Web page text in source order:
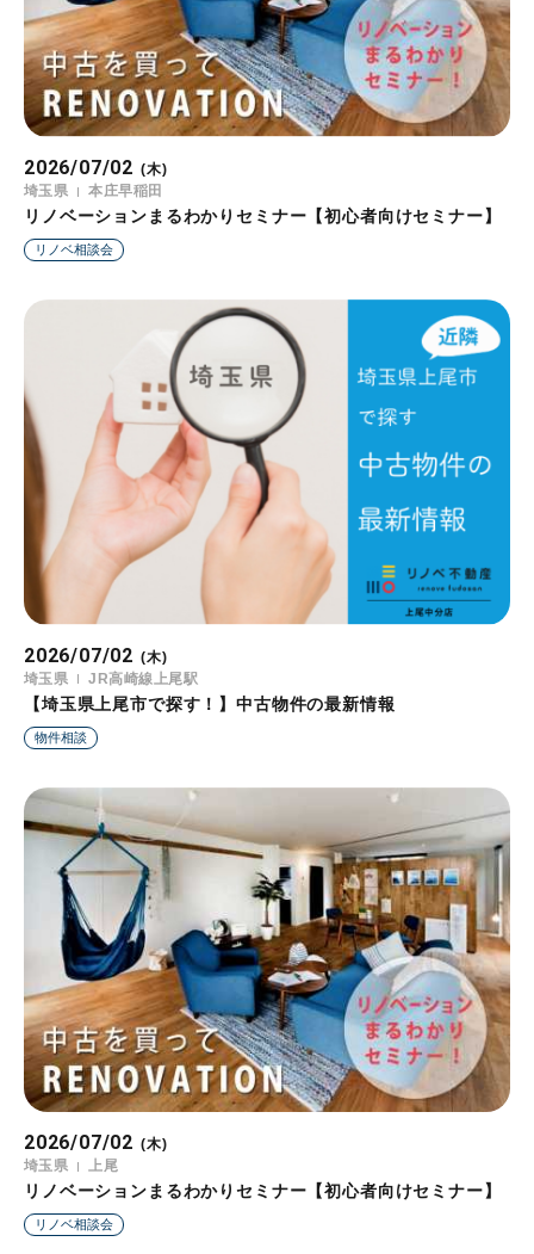
2026/07/02 (木)
埼玉県
本庄早稲田
リノベーションまるわかりセミナー【初心者向けセミナー】
リノベ相談会
2026/07/02 (木)
埼玉県
JR高崎線上尾駅
【埼玉県上尾市で探す！】中古物件の最新情報
物件相談
2026/07/02 (木)
埼玉県
上尾
リノベーションまるわかりセミナー【初心者向けセミナー】
リノベ相談会